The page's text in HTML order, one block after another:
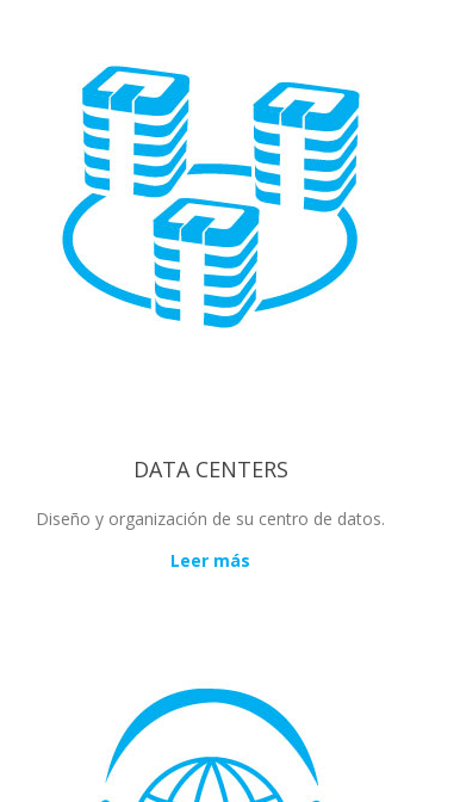
DATA CENTERS
Diseño y organización de su centro de datos.
Leer más